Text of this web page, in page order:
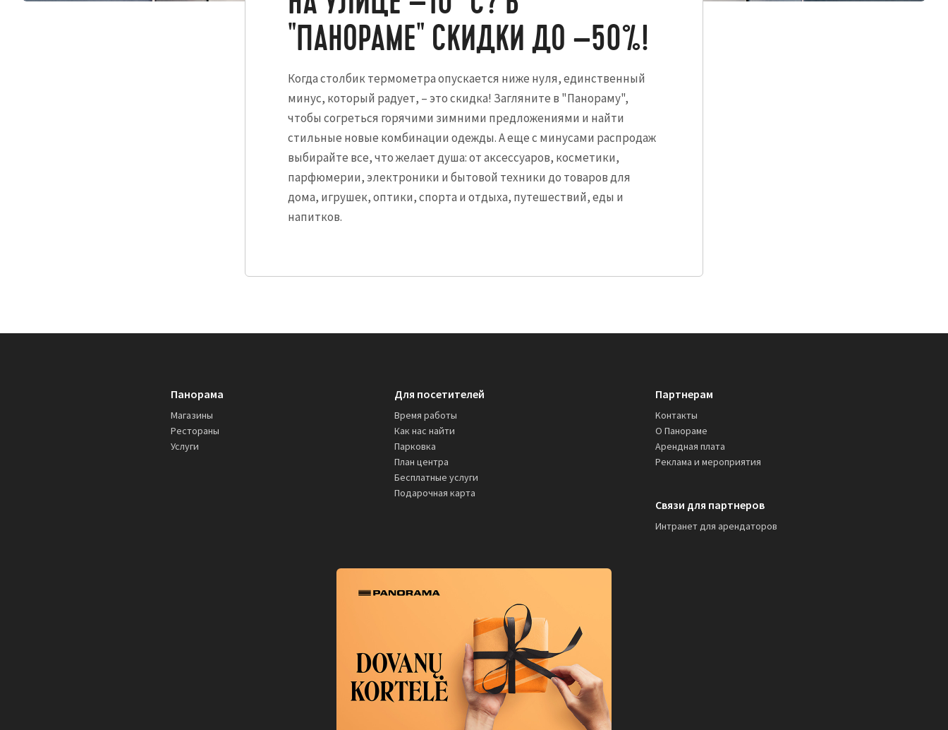
"ПАНОРАМЕ" СКИДКИ ДО –50%!
Когда столбик термометра опускается ниже нуля, единственный
минус, который радует, – это скидка! Загляните в "Панораму",
чтобы согреться горячими зимними предложениями и найти
стильные новые комбинации одежды. А еще с минусами распродаж
выбирайте все, что желает душа: от аксессуаров, косметики,
парфюмерии, электроники и бытовой техники до товаров для
дома, игрушек, оптики, спорта и отдыха, путешествий, еды и
напитков.
Панорама
Магазины
Рестораны
Услуги
Для посетителей
Время работы
Как нас найти
Парковка
План центра
Бесплатные услуги
Подарочная карта
Партнерам
Kонтакты
О Панораме
Арендная плата
Реклама и мероприятия
Связи для партнеров
Интранет для арендаторов